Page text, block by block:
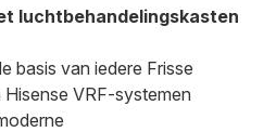
luchtbehandelingskasten
basis van iedere Frisse
VRF-systemen